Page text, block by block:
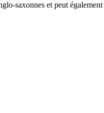
saxonnes et peut